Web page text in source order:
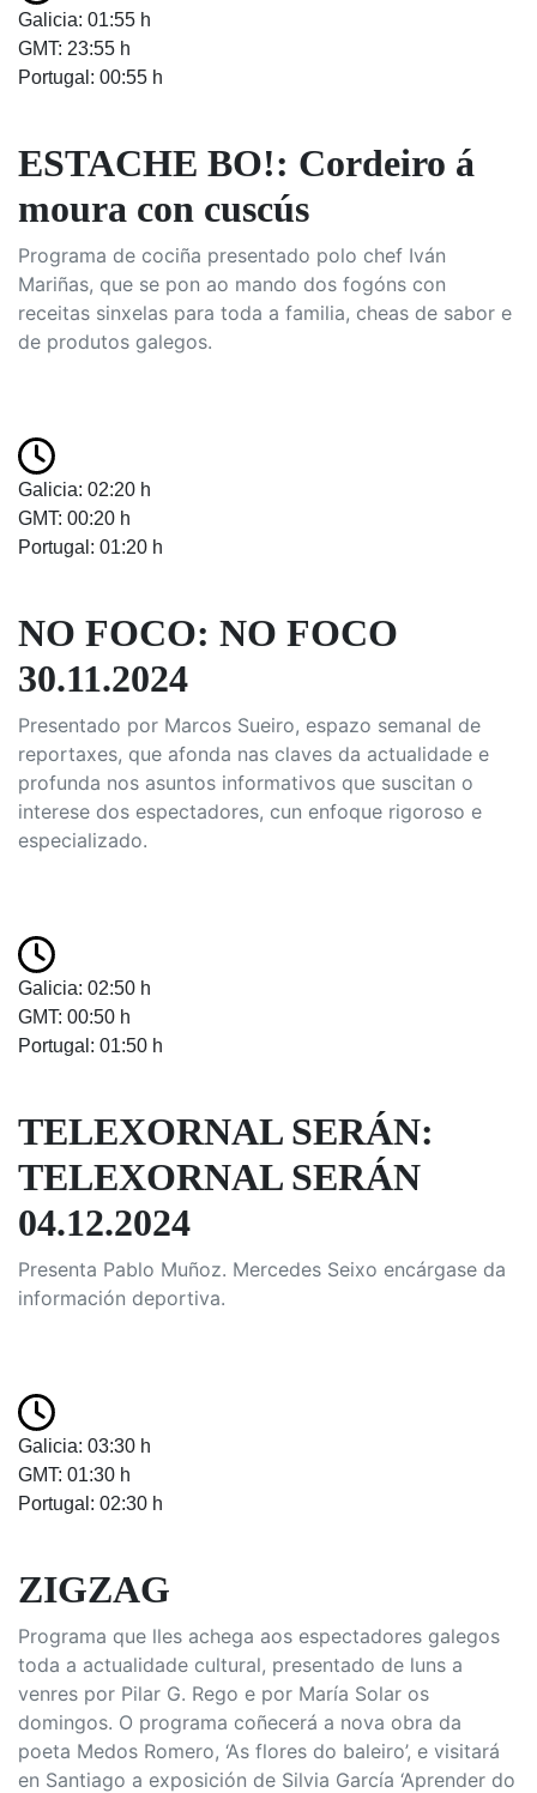
Galicia: 01:55 h
GMT: 23:55 h
Portugal: 00:55 h
ESTACHE BO!: Cordeiro á
moura con cuscús
Programa de cociña presentado polo chef Iván
Mariñas, que se pon ao mando dos fogóns con
receitas sinxelas para toda a familia, cheas de sabor e
de produtos galegos.
Galicia: 02:20 h
GMT: 00:20 h
Portugal: 01:20 h
NO FOCO: NO FOCO
30.11.2024
Presentado por Marcos Sueiro, espazo semanal de
reportaxes, que afonda nas claves da actualidade e
profunda nos asuntos informativos que suscitan o
interese dos espectadores, cun enfoque rigoroso e
especializado.
Galicia: 02:50 h
GMT: 00:50 h
Portugal: 01:50 h
TELEXORNAL SERÁN:
TELEXORNAL SERÁN
04.12.2024
Presenta Pablo Muñoz. Mercedes Seixo encárgase da
información deportiva.
Galicia: 03:30 h
GMT: 01:30 h
Portugal: 02:30 h
ZIGZAG
Programa que lles achega aos espectadores galegos
toda a actualidade cultural, presentado de luns a
venres por Pilar G. Rego e por María Solar os
domingos. O programa coñecerá a nova obra da
poeta Medos Romero, ‘As flores do baleiro’, e visitará
en Santiago a exposición de Silvia García ‘Aprender do